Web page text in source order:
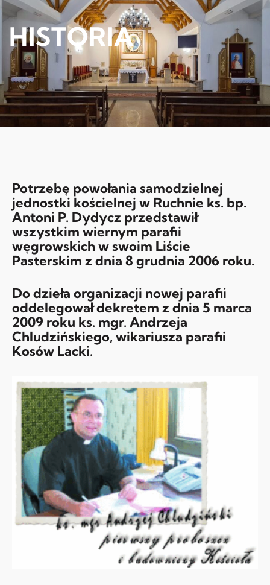
HISTORIA
Potrzebę powołania samodzielnej
jednostki kościelnej w Ruchnie ks. bp.
Antoni P. Dydycz przedstawił
wszystkim wiernym parafii
węgrowskich w swoim Liście
Pasterskim z dnia 8 grudnia 2006 roku.
Do dzieła organizacji nowej parafii
oddelegował dekretem z dnia 5 marca
2009 roku ks. mgr. Andrzeja
Chludzińskiego, wikariusza parafii
Kosów Lacki.